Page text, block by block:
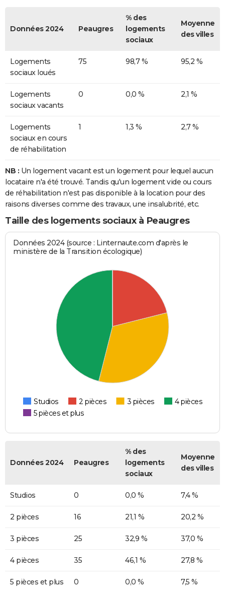
Données 2024 Peaugres
% des
logements
sociaux
Moyenne
des villes
Logements
sociaux loués
75 98,7 % 95,2 %
Logements
sociaux vacants
0 0,0 % 2,1 %
Logements
sociaux en cours
de réhabilitation
1 1,3 % 2,7 %
NB : Un logement vacant est un logement pour lequel aucun
locataire n'a été trouvé. Tandis qu'un logement vide ou cours
de réhabilitation n'est pas disponible à la location pour des
raisons diverses comme des travaux, une insalubrité, etc.
Taille des logements sociaux à Peaugres
Données 2024 (source : Linternaute.com d'après le
ministère de la Transition écologique)
Studios 2 pièces 3 pièces
4 pièces
5 pièces et plus
Données 2024 Peaugres
% des
logements
sociaux
Moyenne
des villes
Studios 0 0,0 % 7,4 %
2 pièces 16 21,1 % 20,2 %
3 pièces 25 32,9 % 37,0 %
4 pièces 35 46,1 % 27,8 %
5 pièces et plus 0 0,0 % 7,5 %